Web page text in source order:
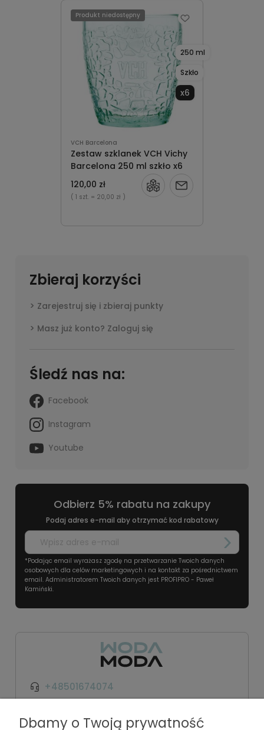
VCH Barcelona
Zestaw szklanek VCH Vichy
Barcelona 250 ml szkło x6
250 ml
Szkło
x6
120,00 zł
( 1 szt. = 20,00 zł )
Produkt niedostępny
Powiadom
Zbieraj korzyści
Zarejestruj się i zbieraj punkty
Masz już konto? Zaloguj się
Śledź nas na:
Facebook
Instagram
Youtube
Odbierz 5% rabatu na zakupy
Podaj adres e-mail aby otrzymać kod rabatowy
*Podając email wyrażasz zgodę na przetwarzanie Twoich danych
osobowych dla celów marketingowych i na kontakt za pośrednictwem
email. Administratorem Twoich danych jest PROFIPRO - Paweł
Kamiński.
+48501674074
Dbamy o Twoją prywatność